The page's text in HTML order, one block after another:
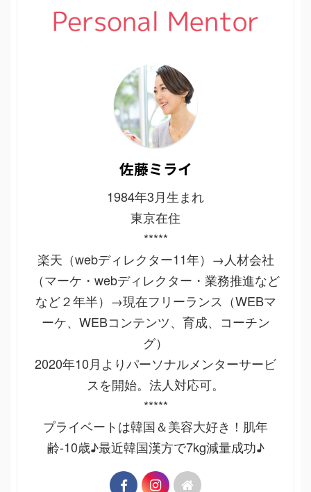
佐藤ミライ
1984年3月生まれ
東京在住
*****
楽天（webディレクター11年）→人材会社
（マーケ・webディレクター・業務推進など
など２年半）→現在フリーランス（WEBマ
ーケ、WEBコンテンツ、育成、コーチン
グ）
2020年10月よりパーソナルメンターサービ
スを開始。法人対応可。
*****
プライベートは韓国＆美容大好き！肌年
齢-10歳♪最近韓国漢方で7kg減量成功♪